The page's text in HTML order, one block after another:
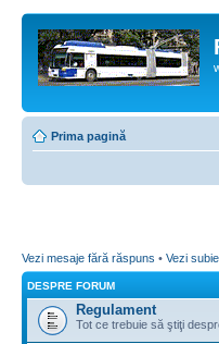
Prima pagină
Vezi mesaje fără răspuns • Vezi
DESPRE FORUM
Regulament
Tot ce trebuie să ştiţi